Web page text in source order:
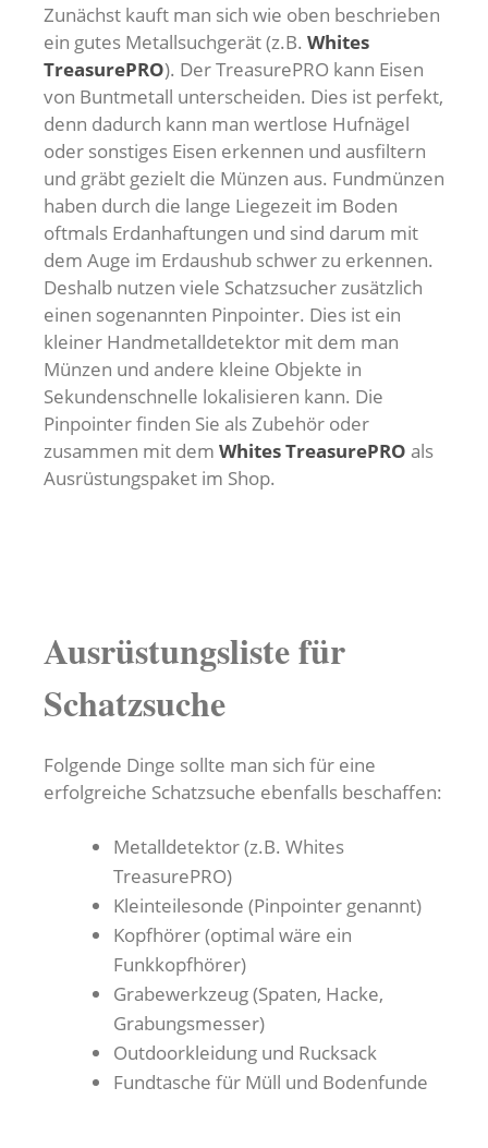
Zunächst kauft man sich wie oben beschrieben
ein gutes Metallsuchgerät (z.B. Whites
TreasurePRO). Der TreasurePRO kann Eisen
von Buntmetall unterscheiden. Dies ist perfekt,
denn dadurch kann man wertlose Hufnägel
oder sonstiges Eisen erkennen und ausfiltern
und gräbt gezielt die Münzen aus. Fundmünzen
haben durch die lange Liegezeit im Boden
oftmals Erdanhaftungen und sind darum mit
dem Auge im Erdaushub schwer zu erkennen.
Deshalb nutzen viele Schatzsucher zusätzlich
einen sogenannten Pinpointer. Dies ist ein
kleiner Handmetalldetektor mit dem man
Münzen und andere kleine Objekte in
Sekundenschnelle lokalisieren kann. Die
Pinpointer finden Sie als Zubehör oder
zusammen mit dem Whites TreasurePRO als
Ausrüstungspaket im Shop.
Ausrüstungsliste für
Schatzsuche
Folgende Dinge sollte man sich für eine
erfolgreiche Schatzsuche ebenfalls beschaffen:
Metalldetektor (z.B. Whites
TreasurePRO)
Kleinteilesonde (Pinpointer genannt)
Kopfhörer (optimal wäre ein
Funkkopfhörer)
Grabewerkzeug (Spaten, Hacke,
Grabungsmesser)
Outdoorkleidung und Rucksack
Fundtasche für Müll und Bodenfunde